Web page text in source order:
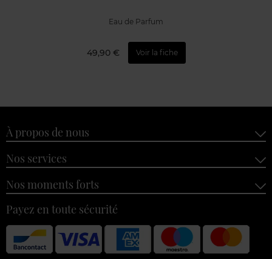
Eau de Parfum
49,90 € Voir la fiche
À propos de nous
Nos services
Nos moments forts
Payez en toute sécurité